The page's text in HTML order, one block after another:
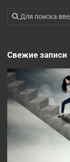
Свежие записи